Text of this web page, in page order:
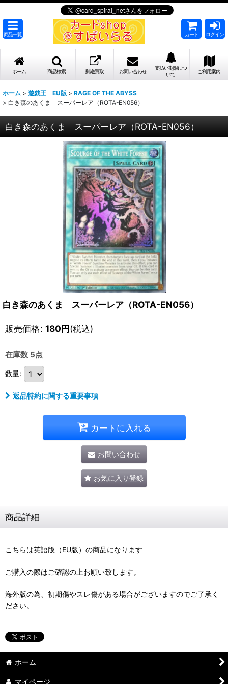
商品一覧 カート ログイン
ホーム 商品検索 郵送買取 お問い合わせ
支払い期限につ
いて
ご利用案内
ホーム > 遊戯王 EU版 > RAGE OF THE ABYSS
> 白き森のあくま スーパーレア（ROTA-EN056）
白き森のあくま スーパーレア（ROTA-EN056）
白き森のあくま スーパーレア（ROTA-EN056）
販売価格: 180円(税込)
在庫数 5点
数量:
返品特約に関する重要事項
カートに入れる
お問い合わせ
お気に入り登録
商品詳細
こちらは英語版（EU版）の商品になります
ご購入の際はご確認の上お願い致します。
海外版の為、初期傷やスレ傷がある場合がございますのでご了承く
ださい。
ホーム
マイページ